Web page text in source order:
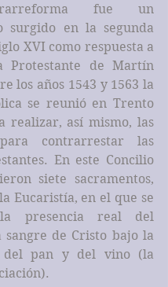
fue un
surgido en la segunda
XVI como respuesta a
Protestante de Martín
los años 1543 y 1563 la
se reunió en Trento
realizar, así mismo, las
contrarrestar las
En este Concilio
siete sacramentos,
Eucaristía, en el que se
presencia real del
sangre de Cristo bajo la
del pan y del vino (la